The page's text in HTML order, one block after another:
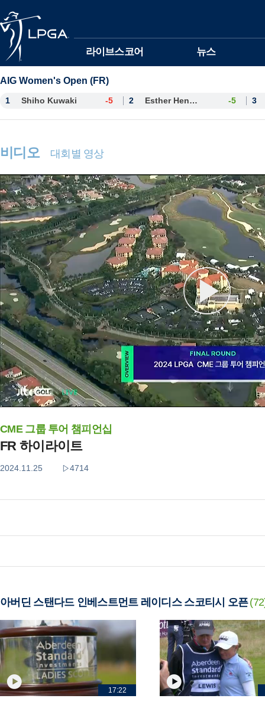
라이브스코어 뉴스
AIG Women's Open (FR)
1 Shiho Kuwaki -5 2 Esther Henseleit -5 3
비디오 대회별 영상
CME 그룹 투어 챔피언십
FR 하이라이트
2024.11.25 4714
아버딘 스탠다드 인베스트먼트 레이디스 스코티시 오픈
17:22